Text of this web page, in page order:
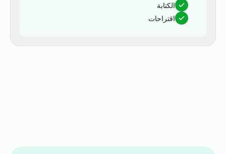
الكتابة
اقتراحات